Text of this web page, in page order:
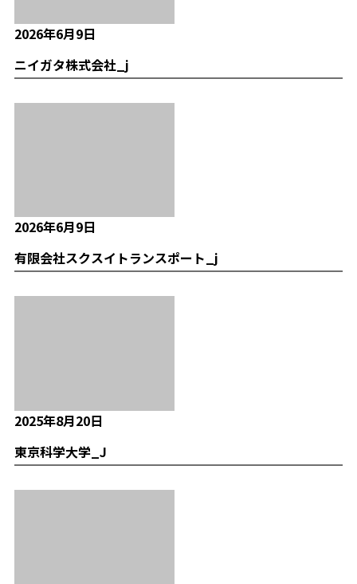
2026年6月9日
ニイガタ株式会社_j
2026年6月9日
有限会社スクスイトランスポート_j
2025年8月20日
東京科学大学_J